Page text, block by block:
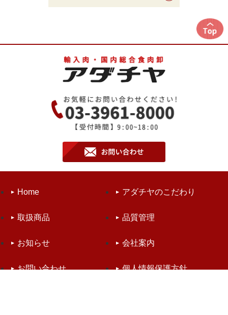
Home アダチヤのこだわり
取扱商品 品質管理
お知らせ 会社案内
お問い合わせ 個人情報保護方針